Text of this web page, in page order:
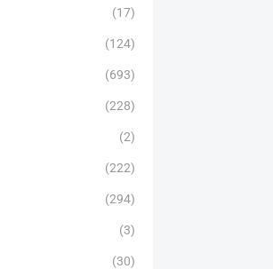
(17)
(124)
(693)
(228)
(2)
(222)
(294)
(3)
(30)